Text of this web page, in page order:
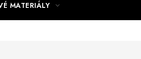
MATERIÁLY